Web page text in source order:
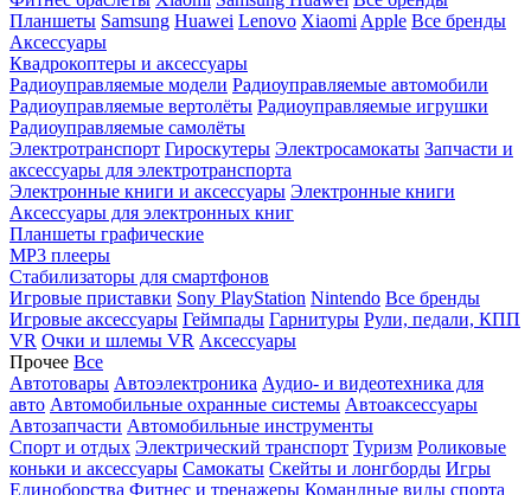
Планшеты Samsung Huawei Lenovo Xiaomi Apple Все бренды
Аксессуары
Квадрокоптеры и аксессуары
Радиоуправляемые модели Радиоуправляемые автомобили
Радиоуправляемые вертолёты Радиоуправляемые игрушки
Радиоуправляемые самолёты
Электротранспорт Гироскутеры Электросамокаты Запчасти и
аксессуары для электротранспорта
Электронные книги и аксессуары Электронные книги
Аксессуары для электронных книг
Планшеты графические
MP3 плееры
Стабилизаторы для смартфонов
Игровые приставки Sony PlayStation Nintendo Все бренды
Игровые аксессуары Геймпады Гарнитуры Рули, педали, КПП
VR Очки и шлемы VR Аксессуары
Прочее Все
Автотовары Автоэлектроника Аудио- и видеотехника для
авто Автомобильные охранные системы Автоаксессуары
Автозапчасти Автомобильные инструменты
Спорт и отдых Электрический транспорт Туризм Роликовые
коньки и аксессуары Самокаты Скейты и лонгборды Игры
Единоборства Фитнес и тренажеры Командные виды спорта